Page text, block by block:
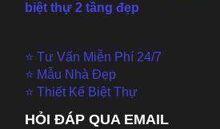
biệt thự 2 tầng đẹp
⭐ Tư Vấn Miễn Phí 24/7
⭐ Mẫu Nhà Đẹp
⭐ Thiết Kế Biệt Thự
HỎI ĐÁP QUA EMAIL